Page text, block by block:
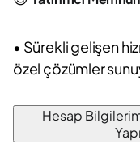
• Sürekli gelişen
özel çözümler
Hesap